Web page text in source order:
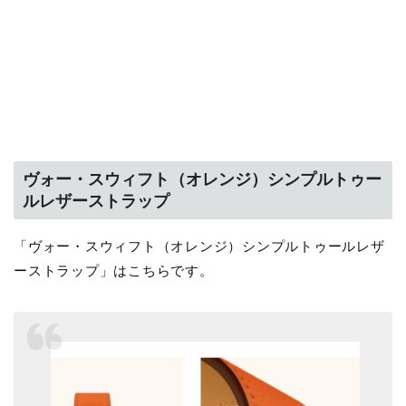
ヴォー・スウィフト（オレンジ）シンプルトゥー
ルレザーストラップ
「ヴォー・スウィフト（オレンジ）シンプルトゥールレザ
ーストラップ」はこちらです。